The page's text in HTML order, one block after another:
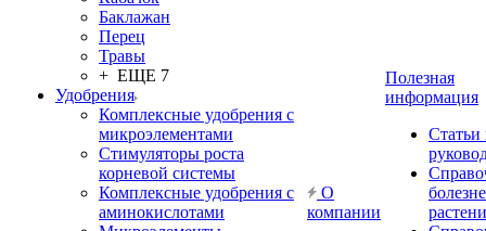
Баклажан
Перец
Травы
+ ЕЩЕ 7
Удобрения
Комплексные удобрения с
микроэлементами
Стимуляторы роста
корневой системы
Комплексные удобрения с
аминокислотами
О
компании
Полезная
информация
Статьи